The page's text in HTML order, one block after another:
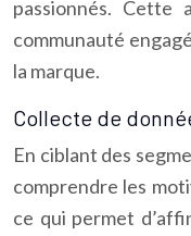
passionnés. Cette
communauté
la marque.
Collecte de
En ciblant des
comprendre les
ce qui permet